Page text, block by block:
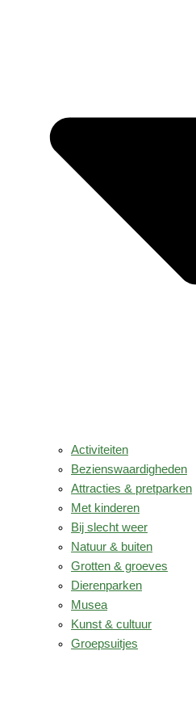
Activiteiten
Bezienswaardigheden
Attracties & pretparken
Met kinderen
Bij slecht weer
Natuur & buiten
Grotten & groeves
Dierenparken
Musea
Kunst & cultuur
Groepsuitjes